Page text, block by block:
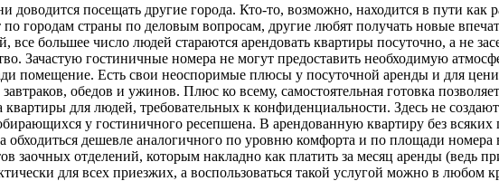
доводится посещать другие города. Кто-то, возможно, находится в пути как
городам страны по деловым вопросам, другие любят получать новые
большее число людей стараются арендовать квартиры посуточно, а не
Зачастую гостиничные номера не могут предоставить необходимую
помещение. Есть свои неоспоримые плюсы у посуточной аренды и для
обедов и ужинов. Плюс ко всему, самостоятельная готовка
квартиры для людей, требовательных к конфиденциальности. Здесь не
у гостиничного ресепшена. В арендованную квартиру без
обходиться дешевле аналогичного по уровню комфорта и по площади
заочных отделений, которым накладно как платить за месяц аренды (ведь
для всех приезжих, а воспользоваться такой услугой можно в любом